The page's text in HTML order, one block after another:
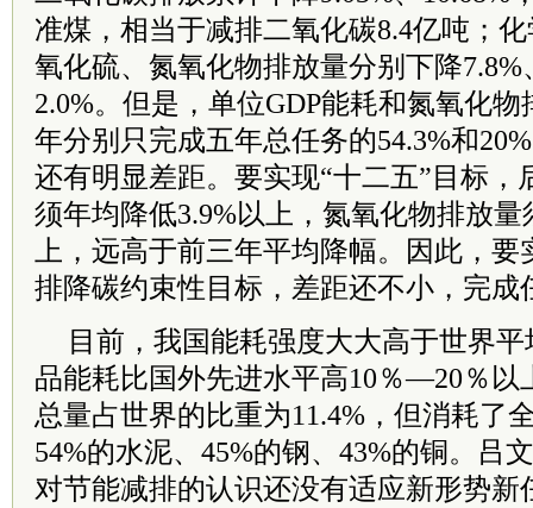
准煤，相当于减排二氧化碳8.4亿吨；
氧化硫、氮氧化物排放量分别下降7.8%
2.0%。但是，单位GDP能耗和氮氧化
年分别只完成五年总任务的54.3%和
还有明显差距。要实现“十二五”目标，
须年均降低3.9%以上，氮氧化物排放量
上，远高于前三年平均降幅。因此，要
排降碳约束性目标，差距还不小，完成
目前，我国能耗强度大大高于世界
品能耗比国外先进水平高10％—20％以
总量占世界的比重为11.4%，但消耗了
54%的水泥、45%的钢、43%的铜。吕
对节能减排的认识还没有适应新形势新